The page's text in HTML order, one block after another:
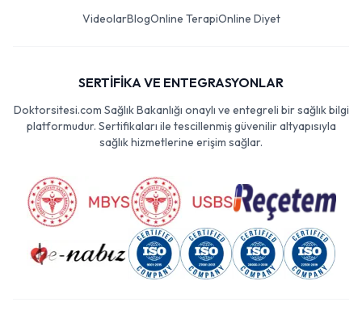
VideolarBlogOnline TerapiOnline Diyet
SERTİFİKA VE ENTEGRASYONLAR
Doktorsitesi.com Sağlık Bakanlığı onaylı ve entegreli bir sağlık bilgi
platformudur. Sertifikaları ile tescillenmiş güvenilir altyapısıyla
sağlık hizmetlerine erişim sağlar.